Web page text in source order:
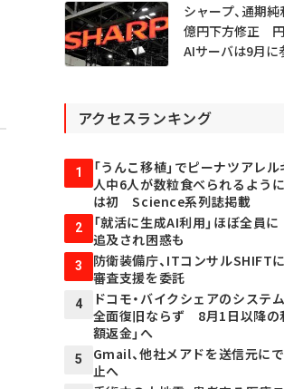
シャープ、通期
億円下方修正
AIサーバは9月に
アクセスランキング
1
「うんこ移植」でピーナツアレル
人中6人が数粒食べられるよう
は初 Science系列誌掲載
2
「就活に生成AI利用」ほぼ全員
追及され困惑も
3
防衛装備庁、ITコンサルSHIFTに
審査支援を委託
4
ドコモ・バイクシェアのシステ
全面復旧ならず 8月1日以降の
額返金」へ
5
Gmail、他社メアドを送信元に
止へ